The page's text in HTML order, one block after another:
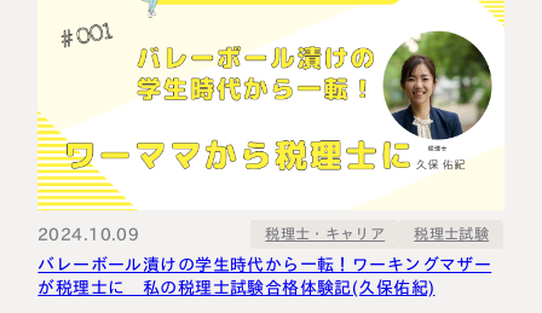
2024.10.09 税理士・キャリア 税理士試験
バレーボール漬けの学生時代から一転！ワーキングマザー
が税理士に 私の税理士試験合格体験記(久保佑紀)